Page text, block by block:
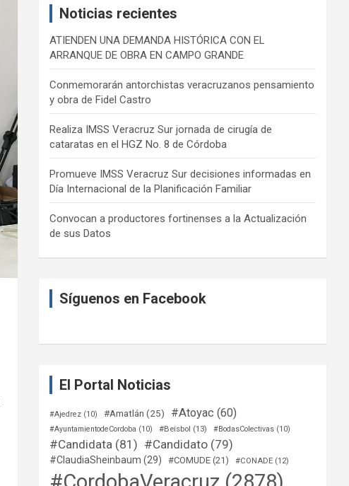
Noticias recientes
ATIENDEN UNA DEMANDA HISTÓRICA CON EL
ARRANQUE DE OBRA EN CAMPO GRANDE
Conmemorarán antorchistas veracruzanos pensamiento
y obra de Fidel Castro
Realiza IMSS Veracruz Sur jornada de cirugía de
cataratas en el HGZ No. 8 de Córdoba
Promueve IMSS Veracruz Sur decisiones informadas en
Día Internacional de la Planificación Familiar
Convocan a productores fortinenses a la Actualización
de sus Datos
Síguenos en Facebook
El Portal Noticias
#Ajedrez (10) #Amatlán (25) #Atoyac (60)
#AyuntamientodeCordoba (10) #Beisbol (13) #BodasColectivas (10)
#Candidata (81) #Candidato (79)
#ClaudiaSheinbaum (29) #COMUDE (21) #CONADE (12)